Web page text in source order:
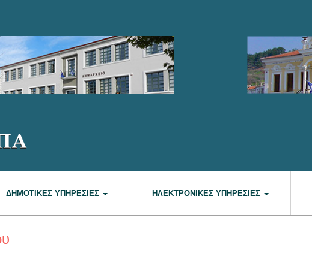
ΔΗΜΟΤΙΚΈΣ ΥΠΗΡΕΣΊΕΣ ΗΛΕΚΤΡΟΝΙΚΈΣ ΥΠΗΡΕΣΊΕΣ